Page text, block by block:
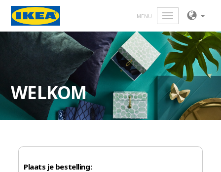
MENU
WELKOM
Plaats je bestelling​: